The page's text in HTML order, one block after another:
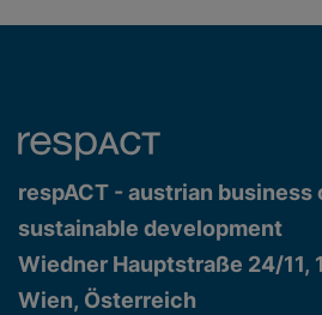
respACT - austrian
sustainable development
Wiedner Hauptstraße 24/11,
Wien, Österreich